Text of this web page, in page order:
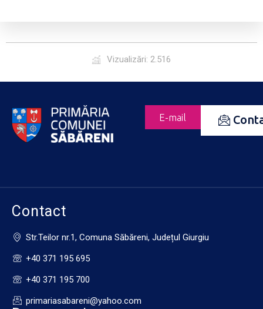
Vizualizări: 2.516
E-mail
Contact
Str.Teilor nr.1, Comuna Săbăreni, Județul Giurgiu
+40 371 195 695
+40 371 195 700
primariasabareni@yahoo.com